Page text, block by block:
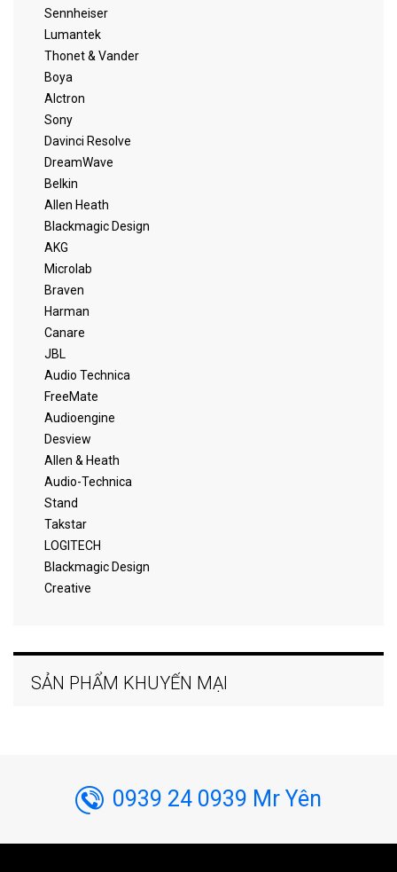
Sennheiser
Lumantek
Thonet & Vander
Boya
Alctron
Sony
Davinci Resolve
DreamWave
Belkin
Allen Heath
Blackmagic Design
AKG
Microlab
Braven
Harman
Canare
JBL
Audio Technica
FreeMate
Audioengine
Desview
Allen & Heath
Audio-Technica
Stand
Takstar
LOGITECH
Blackmagic Design
Creative
SẢN PHẨM KHUYẾN MẠI
0939 24 0939 Mr Yên